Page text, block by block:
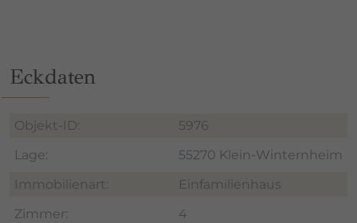
Eckdaten
Objekt-ID:
5976
Lage:
55270 Klein-Winternheim
Immobilienart:
Einfamilienhaus
Zimmer:
4